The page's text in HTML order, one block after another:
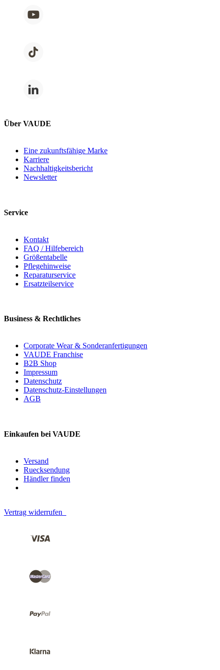
Über VAUDE
Eine zukunftsfähige Marke
Karriere
Nachhaltigkeitsbericht
Newsletter
Service
Kontakt
FAQ / Hilfebereich
Größentabelle
Pflegehinweise
Reparaturservice
Ersatzteilservice
Business & Rechtliches
Corporate Wear & Sonderanfertigungen
VAUDE Franchise
B2B Shop
Impressum
Datenschutz
Datenschutz-Einstellungen
AGB
Einkaufen bei VAUDE
Versand
Ruecksendung
Händler finden
Vertrag widerrufen